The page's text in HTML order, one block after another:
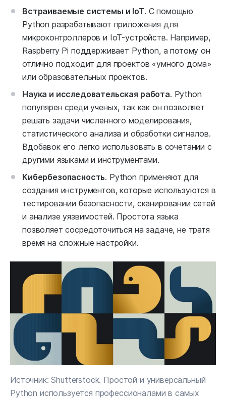
Встраиваемые системы и IoT. С помощью
Python разрабатывают приложения для
микроконтроллеров и IoT-устройств. Например,
Raspberry Pi поддерживает Python, а потому он
отлично подходит для проектов «умного дома»
или образовательных проектов.
Наука и исследовательская работа. Python
популярен среди ученых, так как он позволяет
решать задачи численного моделирования,
статистического анализа и обработки сигналов.
Вдобавок его легко использовать в сочетании с
другими языками и инструментами.
Кибербезопасность. Python применяют для
создания инструментов, которые используются в
тестировании безопасности, сканировании сетей
и анализе уязвимостей. Простота языка
позволяет сосредоточиться на задаче, не тратя
время на сложные настройки.
Источник: Shutterstock. Простой и универсальный
Python используется профессионалами в самых